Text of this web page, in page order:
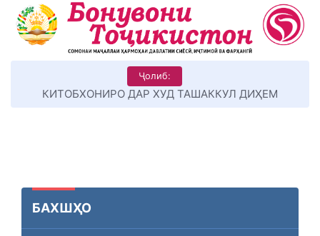
Ҷолиб:
КИТОБХОНИРО ДАР ХУД ТАШАККУЛ ДИҲЕМ
БАХШҲО